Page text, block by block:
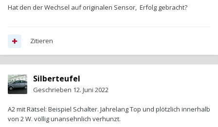
Hat den der Wechsel auf originalen Sensor, Erfolg gebracht?
Zitieren
Silberteufel
Geschrieben 12. Juni 2022
A2 mit Rätsel: Beispiel Schalter. Jahrelang Top und plötzlich innerhalb
von 2 W. völlig unansehnlich verhunzt.